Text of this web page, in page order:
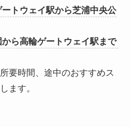
トウェイ駅から芝浦中央公
ら高輪ゲートウェイ駅まで
要時間、途中のおすすめス
ます。